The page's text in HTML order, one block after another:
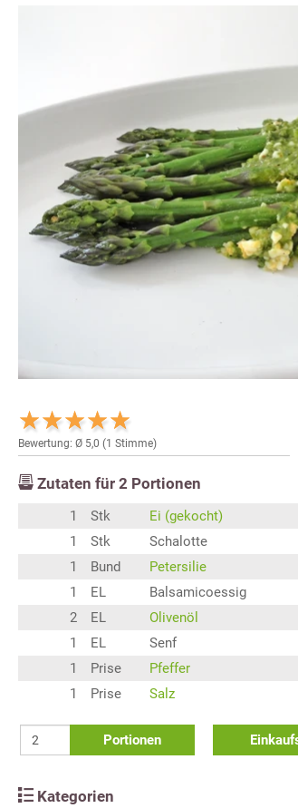
Bewertung: Ø 5,0 (1 Stimme)
Zutaten für 2 Portionen
1 Stk
Ei (gekocht)
1
Stk
Schalotte
1
Bund
Petersilie
1
EL
Balsamicoessig
2
EL
Olivenöl
1
EL
Senf
1
Prise
Pfeffer
1
Prise Salz
Portionen
Kategorien